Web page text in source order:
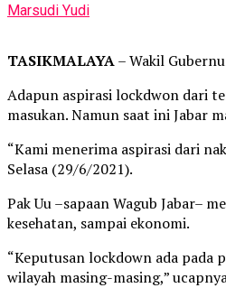
Marsudi Yudi
TASIKMALAYA– Wakil
Adapun aspirasi lockdwon dari
masukan. Namun saat ini Jabar
“Kami menerima aspirasi dari
Selasa (29/6/2021).
Pak Uu –sapaan Wagub Jabar–
kesehatan, sampai ekonomi.
“Keputusan lockdown ada pada
wilayah masing-masing,”